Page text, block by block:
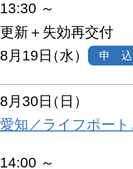
13:30 ～
更新＋失効再交付
8月19日（水） 申 込
8月30日（日）
愛知／ライフポー
14:00 ～